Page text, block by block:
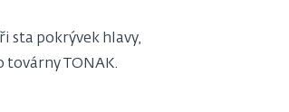
sta pokrývek hlavy,
TONAK.